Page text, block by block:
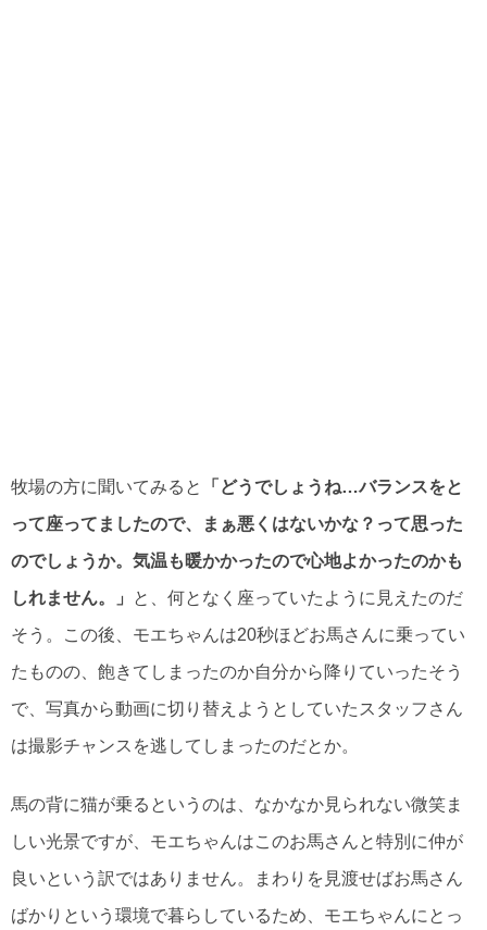
牧場の方に聞いてみると
「どうでしょうね…バランスをと
って座ってましたので、まぁ悪くはないかな？って思った
のでしょうか。気温も暖かかったので心地よかったのかも
しれません。」
と、何となく座っていたように見えたのだ
そう。この後、モエちゃんは20秒ほどお馬さんに乗ってい
たものの、飽きてしまったのか自分から降りていったそう
で、写真から動画に切り替えようとしていたスタッフさん
は撮影チャンスを逃してしまったのだとか。
馬の背に猫が乗るというのは、なかなか見られない微笑ま
しい光景ですが、モエちゃんはこのお馬さんと特別に仲が
良いという訳ではありません。まわりを見渡せばお馬さん
ばかりという環境で暮らしているため、モエちゃんにとっ